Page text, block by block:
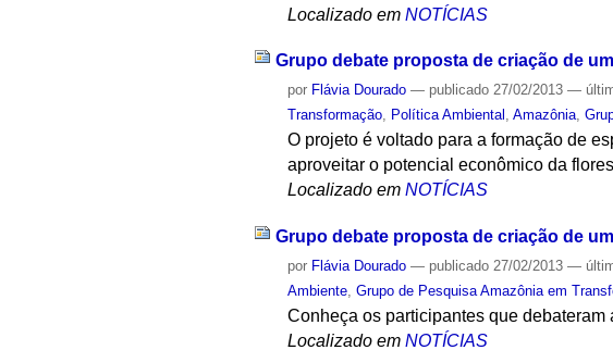
Localizado em NOTÍCIAS
Grupo debate proposta de criação de
por Flávia Dourado — publicado 27/02/2013—
Transformação, Política Ambiental ,Amazônia,
O projeto é voltado para a formação de
aproveitar o potencial econômico da
Localizado em NOTÍCIAS
Grupo debate proposta de criação de
por Flávia Dourado — publicado 27/02/2013—
Ambiente,Grupo de Pesquisa Amazônia em
Conheça os participantes que debateram
Localizado em NOTÍCIAS